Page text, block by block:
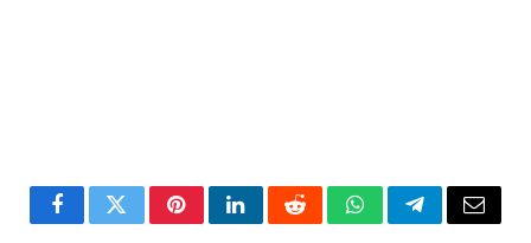
FacebookTwitterPinterestLinkedInRedditWhatsAppTelegramEmail